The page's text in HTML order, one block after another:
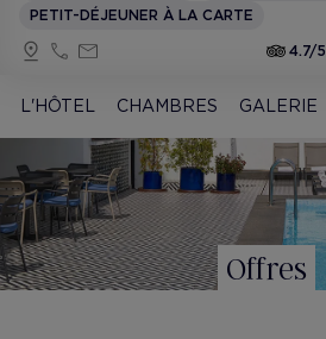
PETIT-DÉJEUNER À LA CARTE
4.7/5
L'HÔTEL CHAMBRES GALERIE
Offres